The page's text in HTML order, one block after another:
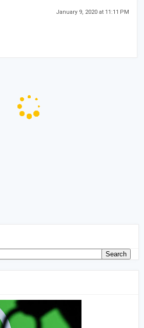
January 9, 2020 at 11:11 PM